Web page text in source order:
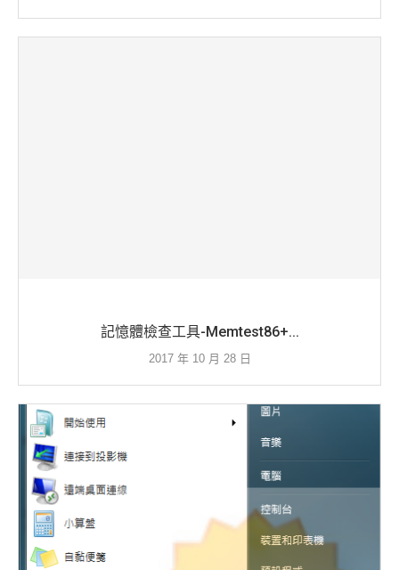
記憶體檢查工具-Memtest86+...
2017 年 10 月 28 日